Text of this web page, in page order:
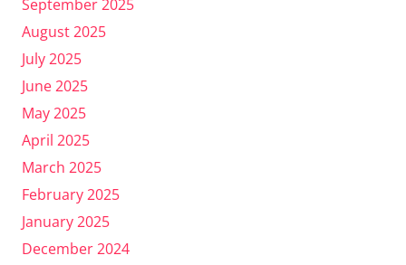
September 2025
August 2025
July 2025
June 2025
May 2025
April 2025
March 2025
February 2025
January 2025
December 2024